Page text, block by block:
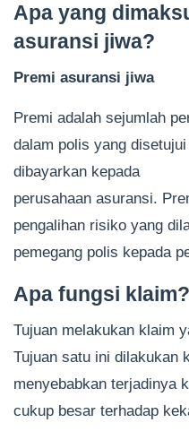
Apa yang
asuransi jiwa?
Premi asuransi jiwa
Premi adalah sejumlah
dalam polis yang
dibayarkan kepada
perusahaan asuransi.
pengalihan risiko yang
pemegang polis kepada
Apa fungsi klaim?
Tujuan melakukan klaim
Tujuan satu ini dilakukan
menyebabkan terjadinya
cukup besar terhadap